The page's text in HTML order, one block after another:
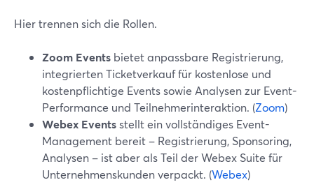
Hier trennen sich die Rollen.
Zoom Events bietet anpassbare Registrierung,
integrierten Ticketverkauf für kostenlose und
kostenpflichtige Events sowie Analysen zur Event-
Performance und Teilnehmerinteraktion. (Zoom)
Webex Eventsstellt ein vollständiges Event-
Management bereit – Registrierung, Sponsoring,
Analysen – ist aber als Teil der Webex Suite für
Unternehmenskunden verpackt. (Webex)